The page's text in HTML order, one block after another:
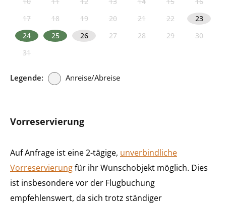
17
18 19 20 21 22
23
24
25 26 27 28 29
30
31
Legende: Anreise/Abreise
Vorreservierung
Auf Anfrage ist eine 2-tägige, unverbindliche
Vorreservierungfür ihr Wunschobjekt möglich. Dies
ist insbesondere vor der Flugbuchung
empfehlenswert, da sich trotz ständiger